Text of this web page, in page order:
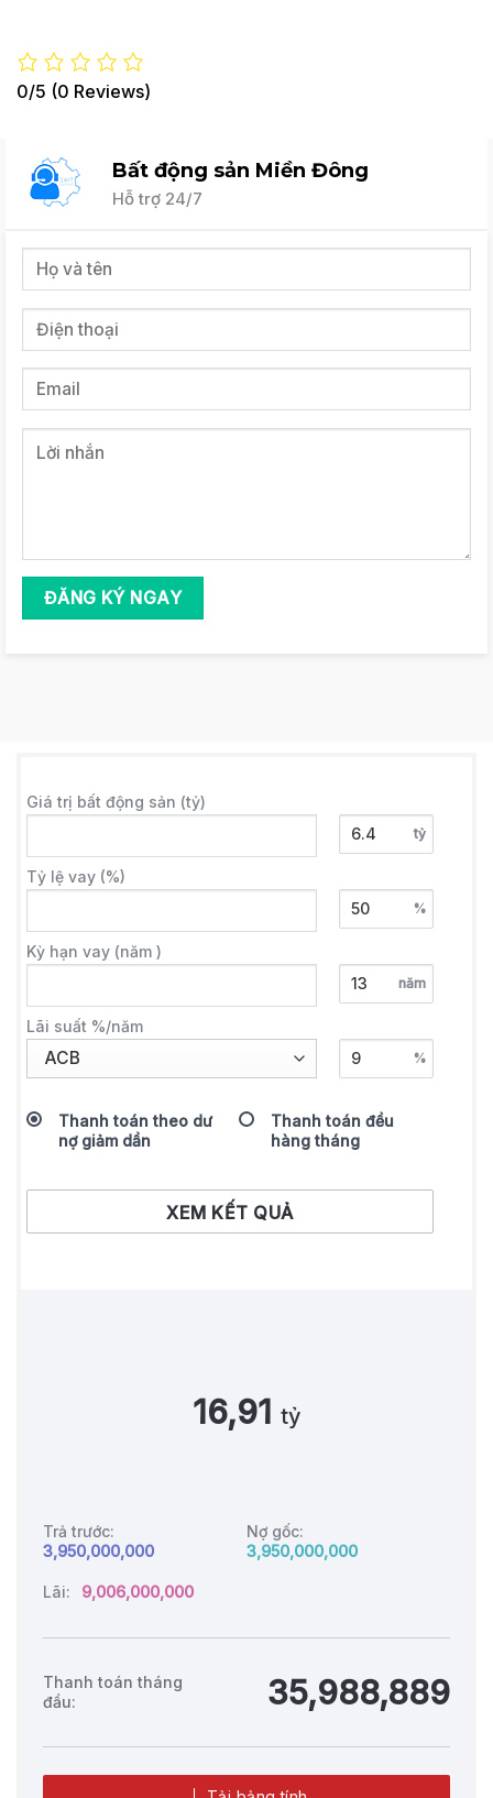
0/5 (0 Reviews)
Bất động sản Miền Đông
Hỗ trợ 24/7
Giá trị bất động sản (tỷ)
tỷ
Tỷ lệ vay (%)
%
Kỳ hạn vay (năm )
năm
Lãi suất %/năm
%
Thanh toán theo dư
nợ giảm dần
Thanh toán đều
hàng tháng
XEM KẾT QUẢ
16,91 tỷ
Trả trước:
3,950,000,000
Nợ gốc:
3,950,000,000
Lãi: 9,006,000,000
Thanh toán tháng
đầu:
35,988,889